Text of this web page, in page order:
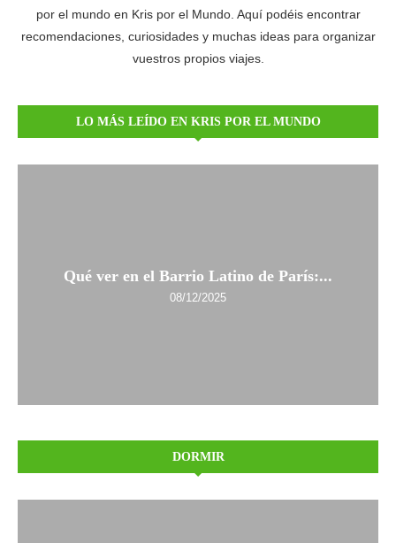
por el mundo en Kris por el Mundo. Aquí podéis encontrar
recomendaciones, curiosidades y muchas ideas para organizar
vuestros propios viajes.
LO MÁS LEÍDO EN KRIS POR EL MUNDO
Qué ver en el Barrio Latino de París:...
08/12/2025
DORMIR